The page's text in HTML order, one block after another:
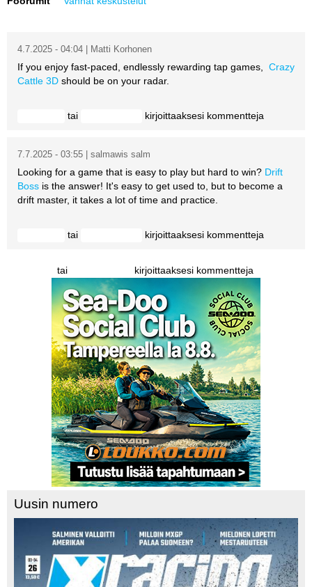
LUE DIGILEHDET
OHJEET
MEDIATIEDOT
YHTEYSTIEDOT
4.7.2025 - 04:04 | Matti Korhonen
If you enjoy fast-paced, endlessly rewarding tap games, Crazy
Cattle 3D should be on your radar.
tai kirjoittaaksesi kommentteja
7.7.2025 - 03:55 | salmawis salm
Looking for a game that is easy to play but hard to win? Drift
Boss is the answer! It's easy to get used to, but to become a
drift master, it takes a lot of time and practice.
tai kirjoittaaksesi kommentteja
tai kirjoittaaksesi kommentteja
Uusin numero